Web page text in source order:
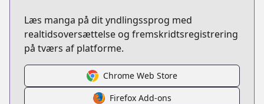
Læs manga på dit yndlingssprog med
realtidsoversættelse og fremskridtsregistrering
på tværs af platforme.
Chrome Web Store
Firefox Add-ons